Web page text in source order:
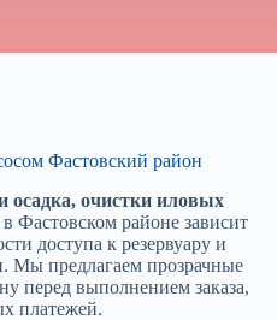
Фастовский район
осадка, очистки иловых
в Фастовском районе зависит
доступа к резервуару и
Мы предлагаем прозрачные
перед выполнением заказа,
платежей.